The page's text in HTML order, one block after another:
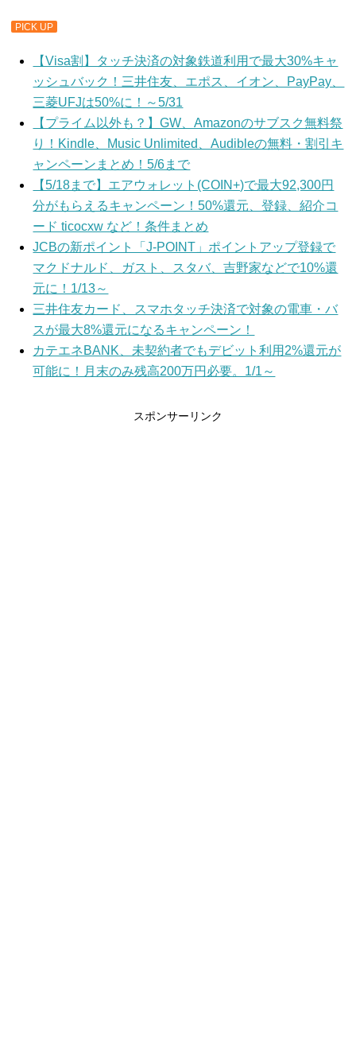
PICK UP
【Visa割】タッチ決済の対象鉄道利用で最大30%キャ
ッシュバック！三井住友、エポス、イオン、PayPay、
三菱UFJは50%に！～5/31
【プライム以外も？】GW、Amazonのサブスク無料祭
り！Kindle、Music Unlimited、Audibleの無料・割引キ
ャンペーンまとめ！5/6まで
【5/18まで】エアウォレット(COIN+)で最大92,300円
分がもらえるキャンペーン！50%還元、登録、紹介コ
ード ticocxw など！条件まとめ
JCBの新ポイント「J-POINT」ポイントアップ登録で
マクドナルド、ガスト、スタバ、吉野家などで10%還
元に！1/13～
三井住友カード、スマホタッチ決済で対象の電車・バ
スが最大8%還元になるキャンペーン！
カテエネBANK、未契約者でもデビット利用2%還元が
可能に！月末のみ残高200万円必要。1/1～
スポンサーリンク